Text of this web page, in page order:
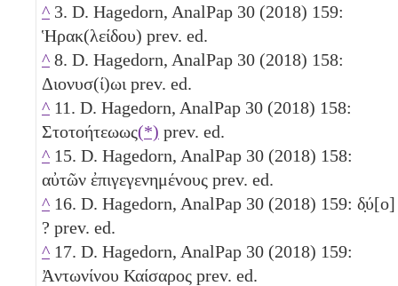
^ 3. D. Hagedorn, AnalPap 30 (2018) 159:
Ἡρακ(λείδου) prev. ed.
^ 8. D. Hagedorn, AnalPap 30 (2018) 158:
Διονυσ(ί)ωι prev. ed.
^ 11. D. Hagedorn, AnalPap 30 (2018) 158:
Στοτοήτεωως(*) prev. ed.
^ 15. D. Hagedorn, AnalPap 30 (2018) 158:
αὐτῶν ἐπιγεγενημένους prev. ed.
^ 16. D. Hagedorn, AnalPap 30 (2018) 159: δ̣ύ[ο]
? prev. ed.
^ 17. D. Hagedorn, AnalPap 30 (2018) 159:
Ἀντωνίνου Καίσαρος prev. ed.